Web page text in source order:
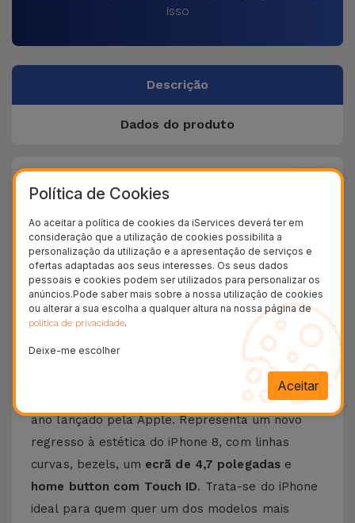
isso
Descrição
Dados do produto
Testes de qualidade
Clientes satisfeitos
+ 100.000
Garantia Duradoura
36 Meses
24H
Conheça o iPhone SE 2022
foi o primeiro smartphone do
ano lançado pela Apple. Representa um novo
regresso à estética do iPhone 8, com linhas
curvas, bezels, um ecrã de 4,7 polegadas e
home button com Touch ID. Trata-se do iPhone
ideal para quem quer um dos modelos mais
Política de Cookies
Ao aceitar a política de cookies da iServices deverá ter em
consideração que a utilização de cookies possibilita a
personalização da utilização e a apresentação de serviços e
ofertas adaptadas aos seus interesses. Os seus dados
pessoais e cookies podem ser utilizados para personalizar os
anúncios.Pode saber mais sobre a nossa utilização de cookies
ou alterar a sua escolha a qualquer altura na nossa página de
política de privacidade.
Deixe-me escolher
Aceitar